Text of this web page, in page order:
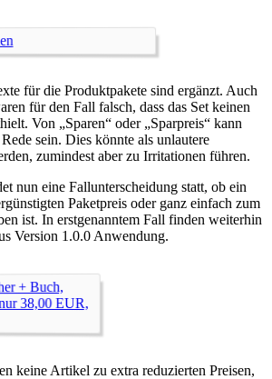
für die Produktpakete sind ergänzt. Auch
für den Fall falsch, dass das Set keinen
Von „Sparen“ oder „Sparpreis“ kann
sein. Dies könnte als unlautere
zumindest aber zu Irritationen führen.
nun eine Fallunterscheidung statt, ob ein
Paketpreis oder ganz einfach zum
ist. In erstgenanntem Fall finden weiterhin
Version 1.0.0 Anwendung.
keine Artikel zu extra reduzierten Preisen,